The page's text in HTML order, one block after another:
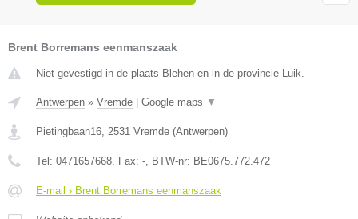
Brent Borremans eenmanszaak
Niet gevestigd in de plaats Blehen en in de provincie Luik.
Antwerpen » Vremde Google maps ▼
Pietingbaan16 2531 Vremde (Antwerpen)
Tel: 0471657668 , Fax: - , BTW-nr: BE0675.772.472
E-mail › Brent Borremans eenmanszaak